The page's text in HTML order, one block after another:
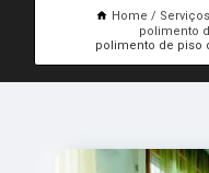
Home Serviços
polimento
polimento de piso